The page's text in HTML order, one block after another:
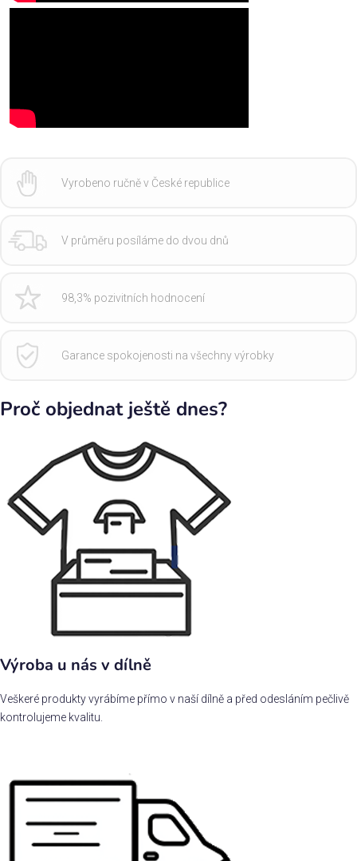
Vyrobeno ručně v České republice
V průměru posíláme do dvou dnů
98,3% pozivitních hodnocení
Garance spokojenosti na všechny výrobky
Proč objednat ještě dnes?
Výroba u nás v dílně
Veškeré produkty vyrábíme přímo v naší dílně a před odesláním pečlivě
kontrolujeme kvalitu.